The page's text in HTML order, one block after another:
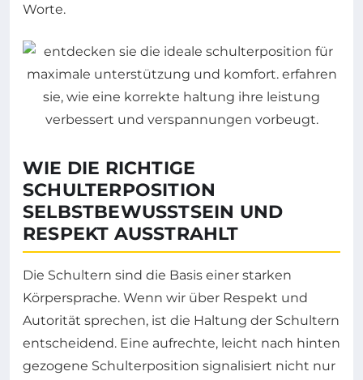
Worte.
WIE DIE RICHTIGE
SCHULTERPOSITION
SELBSTBEWUSSTSEIN UND
RESPEKT AUSSTRAHLT
Die Schultern sind die Basis einer starken
Körpersprache. Wenn wir über Respekt und
Autorität sprechen, ist die Haltung der Schultern
entscheidend. Eine aufrechte, leicht nach hinten
gezogene Schulterposition signalisiert nicht nur